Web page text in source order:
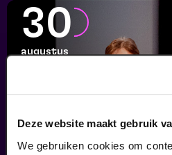
Deze website maakt gebruik
We gebruiken cookies om
30
augustus